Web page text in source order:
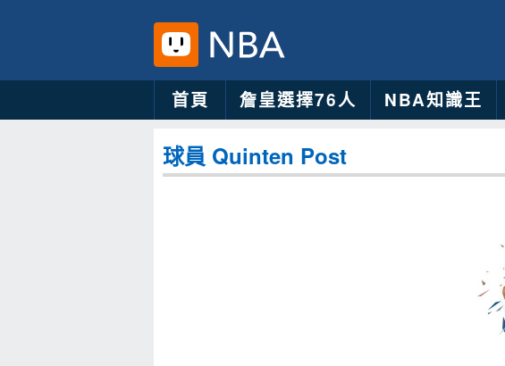
首頁 詹皇選擇76人 NBA知識王
球員 Quinten Post